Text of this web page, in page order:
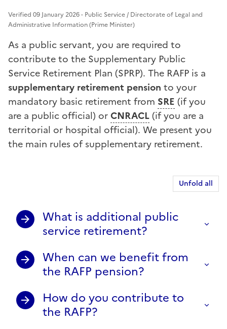
Verified 09 January 2026 - Public Service / Directorate of Legal and
Administrative Information (Prime Minister)
As a public servant, you are required to
contribute to the Supplementary Public
Service Retirement Plan (SPRP). The RAFP is a
supplementary retirement pension to your
mandatory basic retirement from SRE (if you
are a public official) orCNRACL(if you are a
territorial or hospital official). We present you
the main rules of supplementary retirement.
Unfold all
What is additional public
service retirement?
When can we benefit from
the RAFP pension?
How do you contribute to
the RAFP?